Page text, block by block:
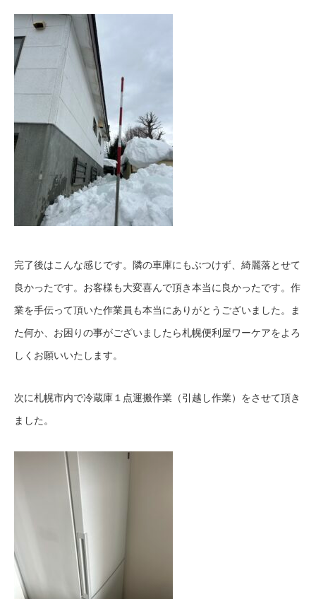
完了後はこんな感じです。隣の車庫にもぶつけず、綺麗落とせて
良かったです。お客様も大変喜んで頂き本当に良かったです。作
業を手伝って頂いた作業員も本当にありがとうございました。ま
た何か、お困りの事がございましたら札幌便利屋ワーケアをよろ
しくお願いいたします。
次に札幌市内で冷蔵庫１点運搬作業（引越し作業）をさせて頂き
ました。